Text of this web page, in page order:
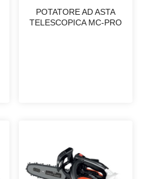
POTATORE AD ASTA
TELESCOPICA MC-PRO